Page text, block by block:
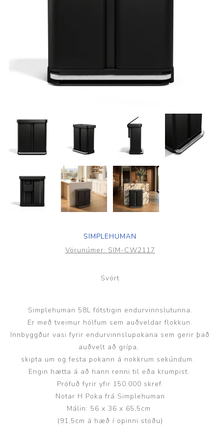
SIMPLEHUMAN
Vörunúmer: SIM-CW2117
Svört
Simplehuman 58L fótstigin endurvinnslutunna.
Er með tveimur hólfum sem auðveldar flokkun.
Innbyggður vasi fyrir endurvinnslupokana sem gerir það
auðvelt að grípa,
skipta um og festa pokann á nokkrum sekúndum.
Engin hætta á að hann renni til eða krumpist.
Prófuð fyrir yfir 150.000 skref.
Notar H Poka frá Simplehuman
Málin: 56 x 36 x 65,5cm
(91,5cm á hæð í opinni stöðu)